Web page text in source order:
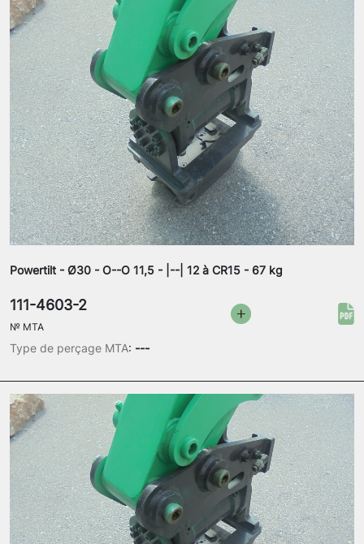
Powertilt - Ø30 - O--O 11,5 - |--| 12 à CR15 - 67 kg
Type de perçage MTA: ---
111-4603-2
№ MTA